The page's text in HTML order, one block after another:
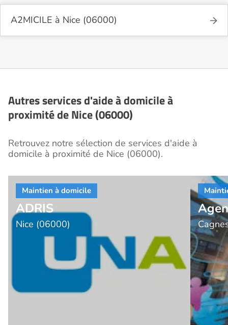
A2MICILE à Nice (06000)
Autres services d'aide à domicile à
proximité de Nice (06000)
Retrouvez notre sélection de services d'aide à
domicile à proximité de Nice (06000).
ADRIS
Nice (06000)